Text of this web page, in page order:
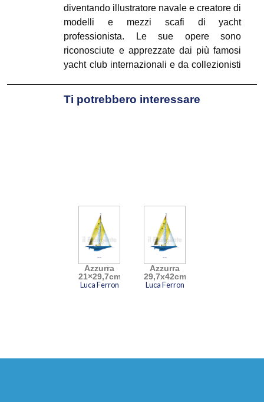
diventando illustratore navale e creatore di
modelli e mezzi scafi di yacht
professionista. Le sue opere sono
riconosciute e apprezzate dai più famosi
yacht club internazionali e da collezionisti
alle imbarcazioni che hanno fatto la storia
della nautica da diporto, sono realizzati a
Ti potrebbero interessare
Azzurra
21×29,7cm
Luca Ferron
Azzurra
29,7x42cm
Luca Ferron